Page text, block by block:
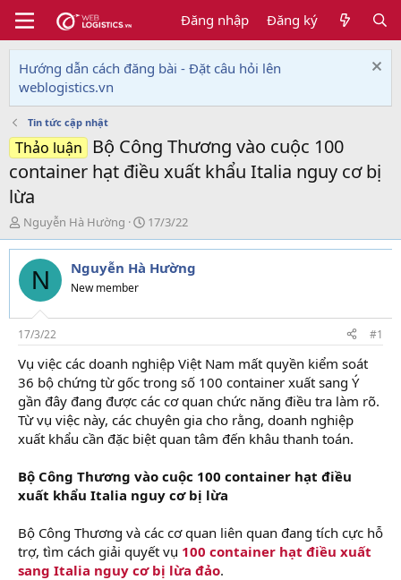
Đăng nhập Đăng ký
Hướng dẫn cách đăng bài - Đặt câu hỏi lên
weblogistics.vn
Tin tức cập nhật
Thảo luận
Bộ Công Thương vào cuộc 100
container hạt điều xuất khẩu Italia nguy cơ bị
lừa
T
h
r
e
d
s
t
a
r
t
e
r
Nguyễn Hà Hường
N
g
à
y
i
17/3/22
N Nguyễn Hà Hường
New member
17/3/22 #1
Vụ việc các doanh nghiệp Việt Nam mất quyền kiểm soát
36 bộ chứng từ gốc trong số 100 container xuất sang Ý
gần đây đang được các cơ quan chức năng điều tra làm rõ.
Từ vụ việc này, các chuyên gia cho rằng, doanh nghiệp
xuất khẩu cần đặc biệt quan tâm đến khâu thanh toán.
Bộ Công Thương vào cuộc 100 container hạt điều
xuất khẩu Italia nguy cơ bị lừa
Bộ Công Thương và các cơ quan liên quan đang tích cực hỗ
trợ, tìm cách giải quyết vụ 100 container hạt điều xuất
sang Italia nguy cơ bị lừa đảo.